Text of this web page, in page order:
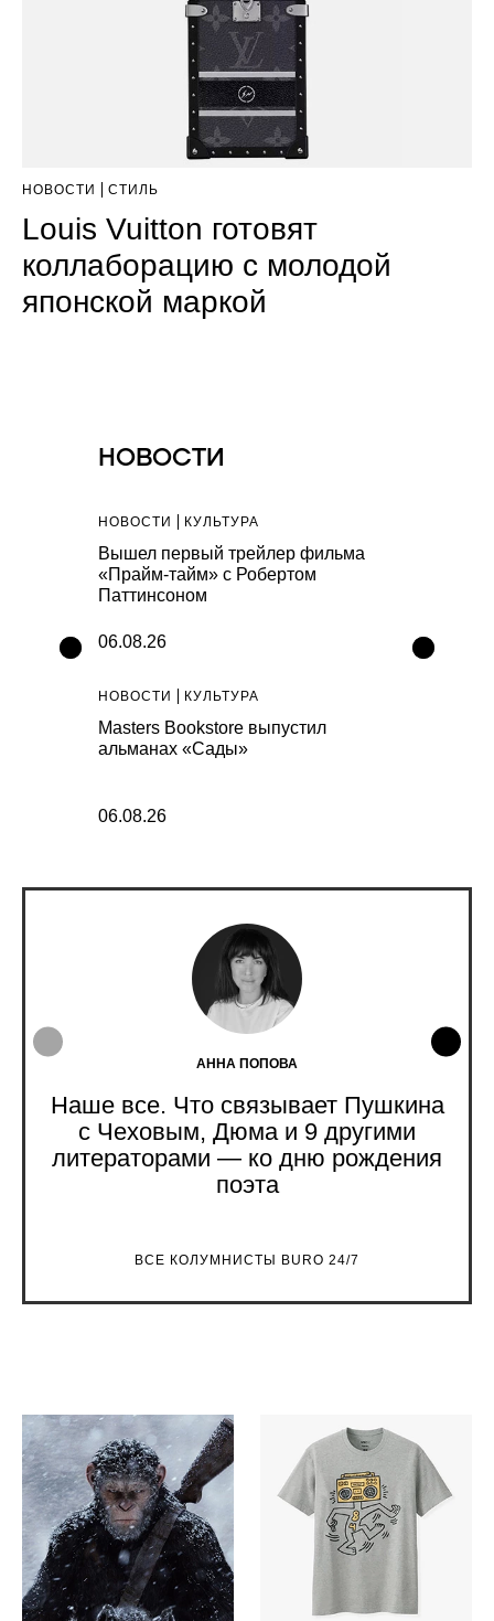
НОВОСТИ СТИЛЬ
Louis Vuitton готовят
коллаборацию с молодой
японской маркой
НОВОСТИ
НОВОСТИ КУЛЬТУРА
Вышел первый трейлер фильма
«Прайм-тайм» с Робертом
Паттинсоном
06.08.26
НОВОСТИ КУЛЬТУРА
Masters Bookstore выпустил
альманах «Сады»
06.08.26
06.08.26
АННА ПОПОВА
Наше все. Что связывает Пушкина
с Чеховым, Дюма и 9 другими
литераторами — ко дню рождения
поэта
ВСЕ КОЛУМНИСТЫ BURO 24/7